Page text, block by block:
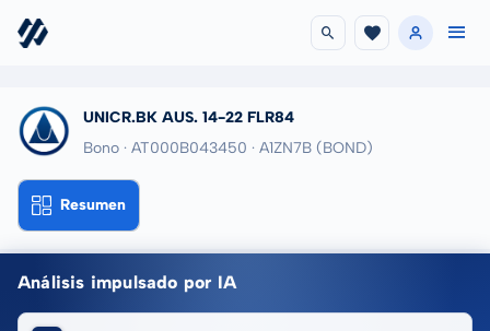
UNICR.BK AUS. 14-22 FLR84
Bono · AT000B043450 · A1ZN7B (BOND)
Resumen
Análisis impulsado por IA